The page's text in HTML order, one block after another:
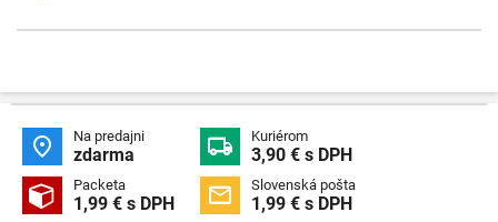
 Na predajni
zdarma  Kuriérom
3,90 € s DPH
 Packeta
1,99 € s DPH  Slovenská pošta
1,99 € s DPH